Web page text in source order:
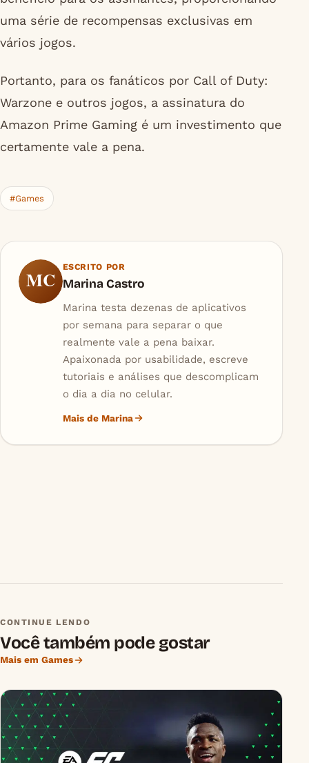
uma série de recompensas exclusivas em
vários jogos.
Portanto, para os fanáticos por Call of Duty:
Warzone e outros jogos, a assinatura do
Amazon Prime Gaming é um investimento que
certamente vale a pena.
#Games
MC
ESCRITO POR
Marina Castro
Marina testa dezenas de aplicativos
por semana para separar o que
realmente vale a pena baixar.
Apaixonada por usabilidade, escreve
tutoriais e análises que descomplicam
o dia a dia no celular.
Mais de Marina
CONTINUE LENDO
Você também pode gostar
Mais em Games